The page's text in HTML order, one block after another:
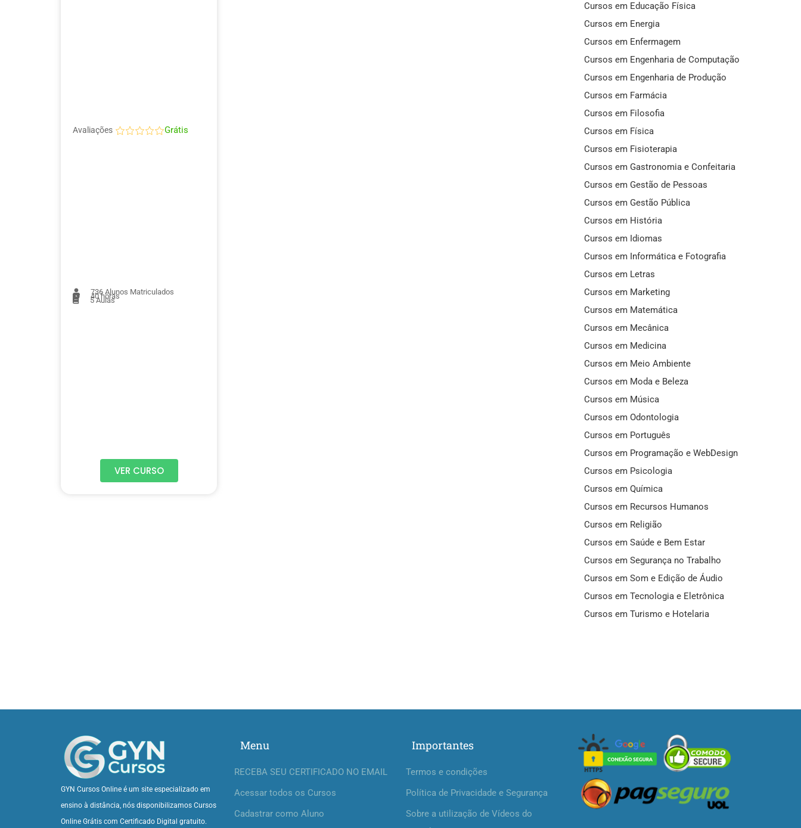
Avaliações Grátis
736 Alunos Matriculados
40 horas
5Aulas
VER CURSO
Cursos em Educação Física
Cursos em Energia
Cursos em Enfermagem
Cursos em Engenharia de Computação
Cursos em Engenharia de Produção
Cursos em Farmácia
Cursos em Filosofia
Cursos em Física
Cursos em Fisioterapia
Cursos em Gastronomia e Confeitaria
Cursos em Gestão de Pessoas
Cursos em Gestão Pública
Cursos em História
Cursos em Idiomas
Cursos em Informática e Fotografia
Cursos em Letras
Cursos em Marketing
Cursos em Matemática
Cursos em Mecânica
Cursos em Medicina
Cursos em Meio Ambiente
Cursos em Moda e Beleza
Cursos em Música
Cursos em Odontologia
Cursos em Português
Cursos em Programação e WebDesign
Cursos em Psicologia
Cursos em Química
Cursos em Recursos Humanos
Cursos em Religião
Cursos em Saúde e Bem Estar
Cursos em Segurança no Trabalho
Cursos em Som e Edição de Áudio
Cursos em Tecnologia e Eletrônica
Cursos em Turismo e Hotelaria
GYN Cursos Online é um site especializado em
ensino à distância, nós disponibilizamos Cursos
Online Grátis com Certificado Digital gratuito.
Menu
RECEBA SEU CERTIFICADO NO EMAIL
Acessar todos os Cursos
Cadastrar como Aluno
Importantes
Termos e condições
Política de Privacidade e Segurança
Sobre a utilização de Vídeos do